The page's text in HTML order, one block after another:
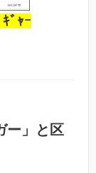
ﾞｬｰ
ー」と区